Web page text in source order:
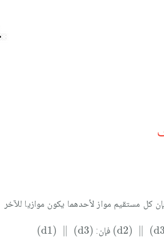
كل مستقيم مواز لأحدهما يكون موازيا للآخر
(d2) (d3
(d2) ∥( d3) فإن: (d1) (d3)
( d1) ∥ d3)